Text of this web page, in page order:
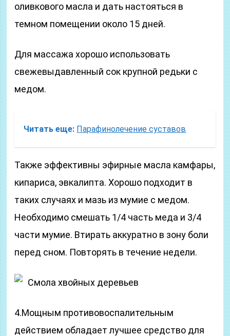
оливкового масла и дать настояться в
темном помещении около 15 дней.
Для массажа хорошо использовать
свежевыдавленный сок крупной редьки с
медом.
Читать еще: Парафинолечение суставов
Также эффективны эфирные масла камфары,
кипариса, эвкалипта. Хорошо подходит в
таких случаях и мазь из мумие с медом.
Необходимо смешать 1/4 часть меда и 3/4
части мумие. Втирать аккуратно в зону боли
перед сном. Повторять в течение недели.
Смола хвойных деревьев
4.Мощным противовоспалительным
действием обладает лучшее средство для